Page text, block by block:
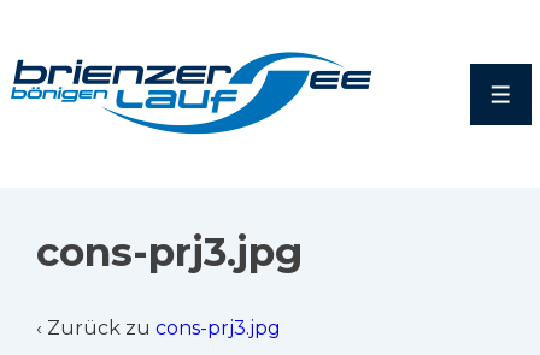
cons-prj3.jpg
‹ Zurück zu cons-prj3.jpg